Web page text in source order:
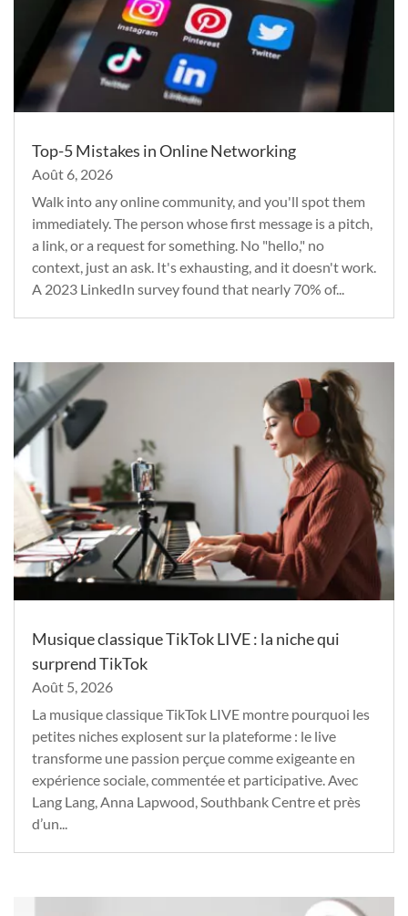
Top-5 Mistakes in Online Networking
Août 6, 2026
Walk into any online community, and you'll spot them
immediately. The person whose first message is a pitch,
a link, or a request for something. No "hello," no
context, just an ask. It's exhausting, and it doesn't work.
A 2023 LinkedIn survey found that nearly 70% of...
Musique classique TikTok LIVE : la niche qui
surprend TikTok
Août 5, 2026
La musique classique TikTok LIVE montre pourquoi les
petites niches explosent sur la plateforme : le live
transforme une passion perçue comme exigeante en
expérience sociale, commentée et participative. Avec
Lang Lang, Anna Lapwood, Southbank Centre et près
d’un...